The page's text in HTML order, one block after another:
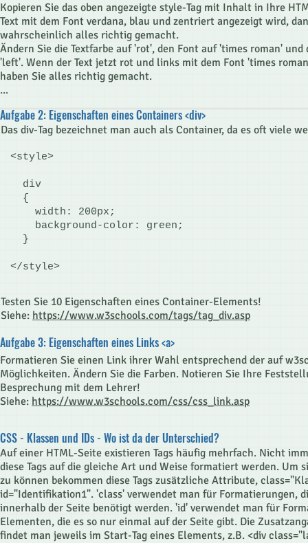
Kopieren Sie das oben angezeigte style-Tag mit Inhalt in Ihre
Text mit dem Font verdana, blau und zentriert angezeigt wird,
wahrscheinlich alles richtig gemacht.
Ändern Sie die Textfarbe auf 'rot', den Font auf 'times roman'
'left'. Wenn der Text jetzt rot und links mit dem Font 'times
haben Sie alles richtig gemacht.
...
Aufgabe 2: Eigenschaften eines Containers <div>
Das div-Tag bezeichnet man auch als Container, da es oft viele
<style>
div
{
width: 200px;
background-color: green;
}
</style>
Testen Sie 10 Eigenschaften eines Container-Elements!
Siehe: https://www.w3schools.com/tags/tag_div.asp
Aufgabe 3: Eigenschaften eines Links <a>
Formatieren Sie einen Link ihrer Wahl entsprechend der auf
Möglichkeiten. Ändern Sie die Farben. Notieren Sie Ihre
Besprechung mit dem Lehrer!
Siehe: https://www.w3schools.com/css/css_link.asp
CSS - Klassen und IDs - Wo ist da der Unterschied?
Auf einer HTML-Seite existieren Tags häufig mehrfach. Nicht
diese Tags auf die gleiche Art und Weise formatiert werden. Um
zu können bekommen diese Tags zusätzliche Attribute,
id="Identifikation1". 'class' verwendet man für Formatierungen,
innerhalb der Seite benötigt werden. 'id' verwendet man für
Elementen, die es so nur einmal auf der Seite gibt. Die
findet man jeweils im Start-Tag eines Elements, z.B. <div